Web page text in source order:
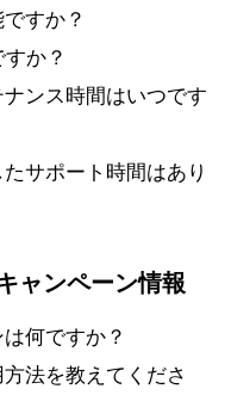
すか？
か？
ンス時間はいつです
サポート時間はあり
ャンペーン情報
何ですか？
法を教えてくださ